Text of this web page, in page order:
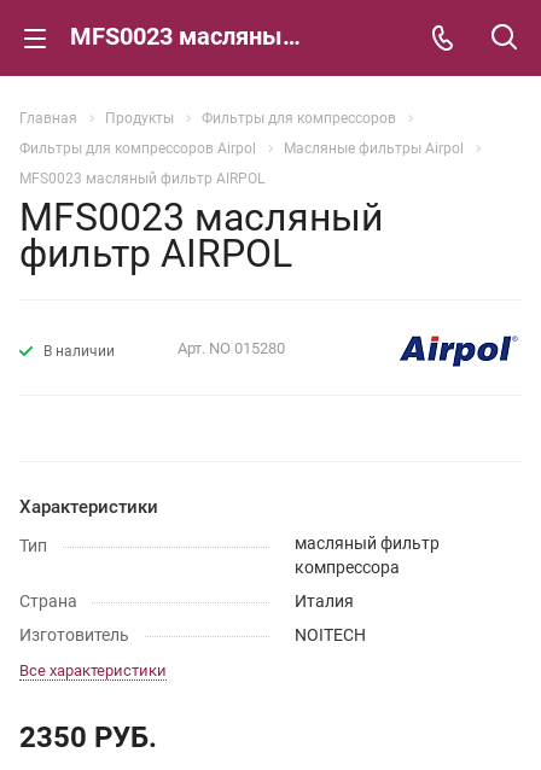
MFS0023 масляный фильтр AIRPOL
Главная Продукты
Фильтры для компрессоров
Фильтры для компрессоров Airpol
Масляные фильтры Airpol
MFS0023 масляный фильтр AIRPOL
MFS0023 масляный
фильтр AIRPOL
В наличии Арт. NO 015280
Характеристики
Тип
масляный фильтр
компрессора
Страна
Италия
Изготовитель
NOITECH
Все характеристики
2350 РУБ.